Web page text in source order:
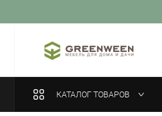
КАТАЛОГ ТОВАРОВ